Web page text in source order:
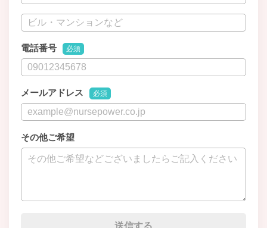
電話番号 必須
メールアドレス 必須
その他ご希望